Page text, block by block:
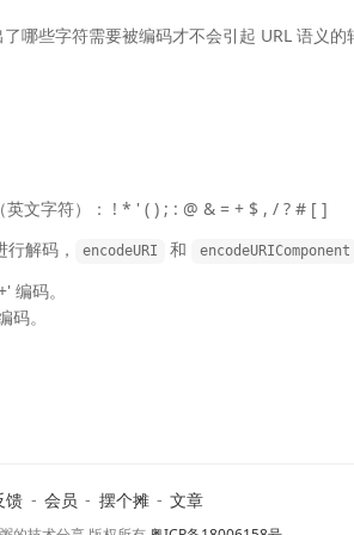
哪些字符需要被编码才不会引起 URL 语义
英文字符）： ! * ' ( ) ; : @ & = + $ , / ? # [ ]
行解码， encodeURI 和 encodeURIComponent
编码。
。
馈 - 会员 - 摆个摊 - 文章